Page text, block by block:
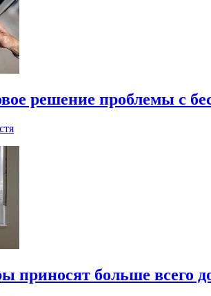
решение проблемы с
приносят больше всего